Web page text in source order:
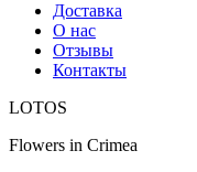
Доставка
О нас
Отзывы
Контакты
LOTOS
Flowers in Crimea